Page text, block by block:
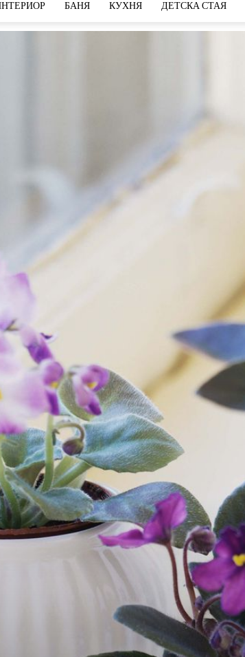
БАНЯ КУХНЯ ДЕТСКА СТАЯ